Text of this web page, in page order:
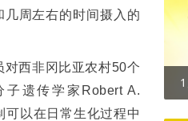
周左右的时间摄入的
对西非冈比亚农村50个
子遗传学家 Robert A.
可以在日常生化过程中